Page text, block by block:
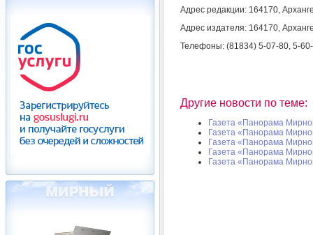
Адрес редакции: 164170,
Адрес издателя: 164170,
Телефоны: (81834) 5-07-80, 5-
Другие новости по теме:
Газета «Панорама
Газета «Панорама
Газета «Панорама
Газета «Панорама
Газета «Панорама